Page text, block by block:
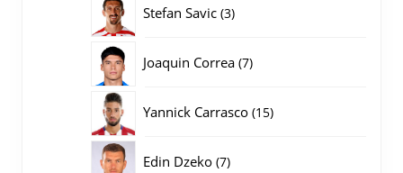
Stefan Savic 33
Joaquin Correa 77
Yannick Carrasco 1515
Edin Dzeko 77